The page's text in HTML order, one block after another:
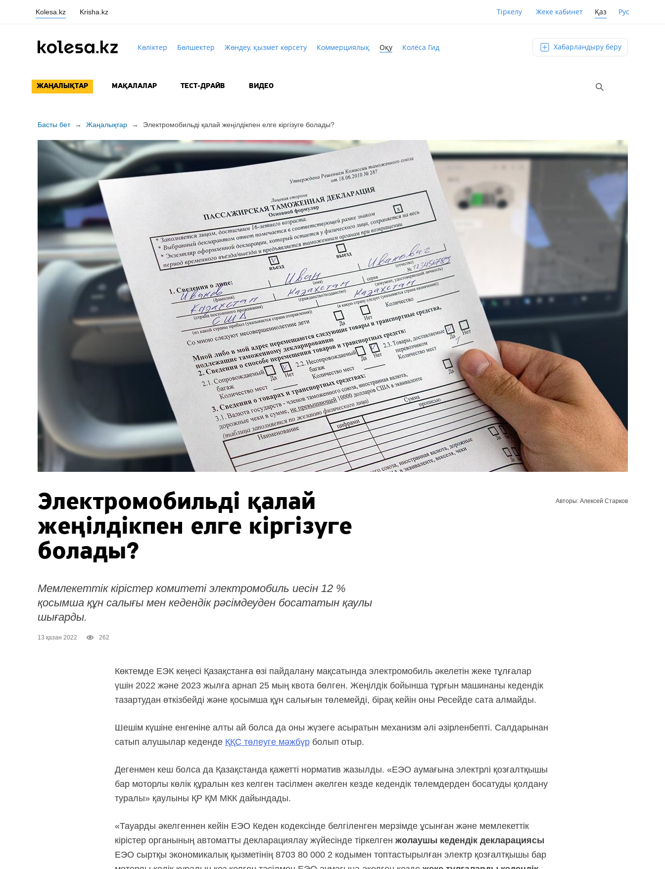
Kolesa.kz Krisha.kz Тіркелу Жеке кабинет Қаз Рус
Көліктер Бөлшектер Жөндеу, қызмет көрсету Коммерциялық Оқу Колёса Гид Хабарландыру беру
ЖАҢАЛЫҚТАР МАҚАЛАЛАР ТЕСТ-ДРАЙВ ВИДЕО
Басты бет → Жаңалықтар → Электромобильді қалай жеңілдікпен елге кіргізуге болады?
Электромобильді қалай
жеңілдікпен елге кіргізуге
болады?
Мемлекеттік кірістер комитеті электромобиль иесін 12 %
қосымша құн салығы мен кедендік рәсімдеуден босататын қаулы
шығарды.
13 қазан 2022 262
Авторы: Алексей Старков
Көктемде ЕЭК кеңесі Қазақстанға өзі пайдалану мақсатында электромобиль әкелетін жеке тұлғалар
үшін 2022 және 2023 жылға арнап 25 мың квота бөлген. Жеңілдік бойынша тұрғын машинаны кедендік
тазартудан өткізбейді және қосымша құн салығын төлемейді, бірақ кейін оны Ресейде сата алмайды.
Шешім күшіне енгеніне алты ай болса да оны жүзеге асыратын механизм әлі әзірленбепті. Салдарынан
сатып алушылар кеденде ҚҚС төлеуге мәжбүрболып отыр.
Дегенмен кеш болса да Қазақстанда қажетті норматив жазылды. «ЕЭО аумағына электрлі қозғалтқышы
бар моторлы көлік құралын кез келген тәсілмен әкелген кезде кедендік төлемдерден босатуды қолдану
туралы» қаулыны ҚР ҚМ МКК дайындады.
«Тауарды әкелгеннен кейін ЕЭО Кеден кодексінде белгіленген мерзімде ұсынған және мемлекеттік
кірістер органының автоматты декларациялау жүйесінде тіркелген жолаушы кедендік декларациясы
ЕЭО сыртқы экономикалық қызметінің 8703 80 000 2 кодымен топтастырылған электр қозғалтқышы бар